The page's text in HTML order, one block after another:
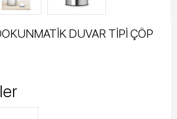
DUVAR TİPİ ÇÖP